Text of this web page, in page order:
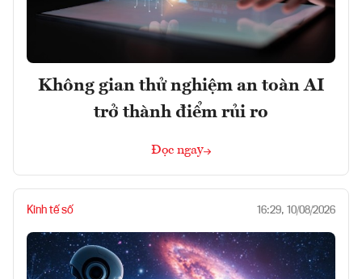
Không gian thử nghiệm an toàn AI
trở thành điểm rủi ro
Đọc ngay
Kinh tế số 16:29, 10/08/2026